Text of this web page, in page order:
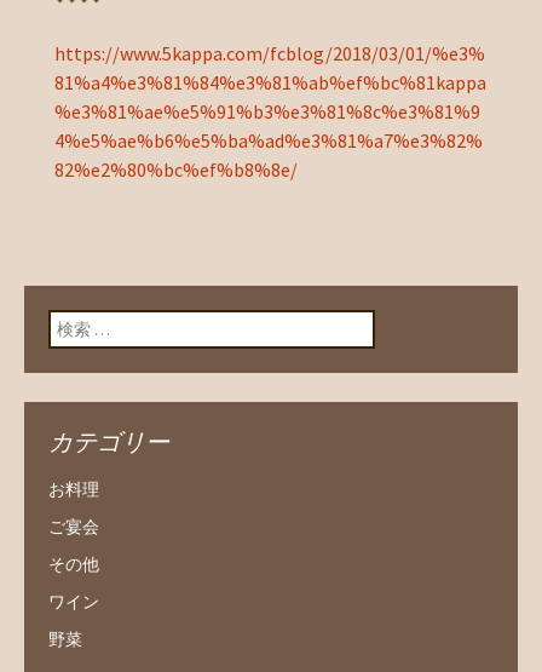
https://www.5kappa.com/fcblog/2018/03/01/%e3%
81%a4%e3%81%84%e3%81%ab%ef%bc%81kappa
%e3%81%ae%e5%91%b3%e3%81%8c%e3%81%9
4%e5%ae%b6%e5%ba%ad%e3%81%a7%e3%82%
82%e2%80%bc%ef%b8%8e/
検索:
カテゴリー
お料理
ご宴会
その他
ワイン
野菜